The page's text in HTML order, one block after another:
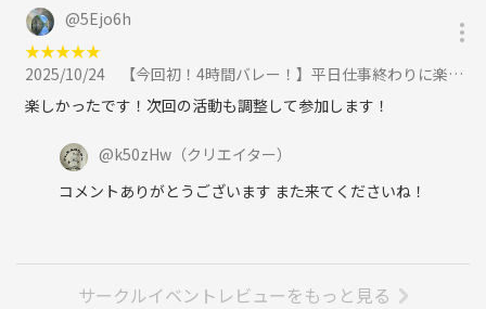
@5Ejo6h
★★★★★
2025/10/24
【今回初！4時間バレー！】平日仕事終わりに楽しい仲間と一緒に汗を流すバレーイベント🏐✨に参加
楽しかったです！次回の活動も調整して参加します！
@k50zHw （クリエイター）
コメントありがとうございます また来てくださいね！
サークルイベントレビューをもっと見る